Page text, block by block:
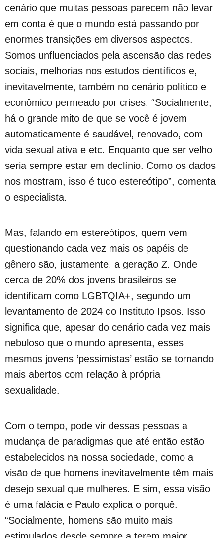
cenário que muitas pessoas parecem não levar
em conta é que o mundo está passando por
enormes transições em diversos aspectos.
Somos unfluenciados pela ascensão das redes
sociais, melhorias nos estudos científicos e,
inevitavelmente, também no cenário político e
econômico permeado por crises. “Socialmente,
há o grande mito de que se você é jovem
automaticamente é saudável, renovado, com
vida sexual ativa e etc. Enquanto que ser velho
seria sempre estar em declínio. Como os dados
nos mostram, isso é tudo estereótipo”, comenta
o especialista.
Mas, falando em estereótipos, quem vem
questionando cada vez mais os papéis de
gênero são, justamente, a geração Z. Onde
cerca de 20% dos jovens brasileiros se
identificam como LGBTQIA+, segundo um
levantamento de 2024 do Instituto Ipsos. Isso
significa que, apesar do cenário cada vez mais
nebuloso que o mundo apresenta, esses
mesmos jovens ‘pessimistas’ estão se tornando
mais abertos com relação à própria
sexualidade.
Com o tempo, pode vir dessas pessoas a
mudança de paradigmas que até então estão
estabelecidos na nossa sociedade, como a
visão de que homens inevitavelmente têm mais
desejo sexual que mulheres. E sim, essa visão
é uma falácia e Paulo explica o porquê.
“Socialmente, homens são muito mais